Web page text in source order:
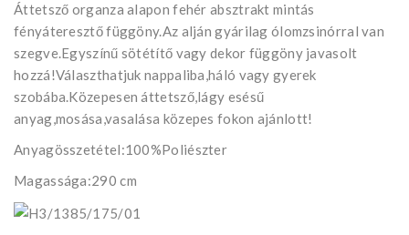
Áttetsző organza alapon fehér absztrakt mintás
fényáteresztő függöny.Az alján gyárilag ólomzsinórral van
szegve.Egyszínű sötétítő vagy dekor függöny javasolt
hozzá!Választhatjuk nappaliba,háló vagy gyerek
szobába.Közepesen áttetsző,lágy esésű
anyag,mosása,vasalása közepes fokon ajánlott!
Anyagösszetétel:100%Poliészter
Magassága:290 cm